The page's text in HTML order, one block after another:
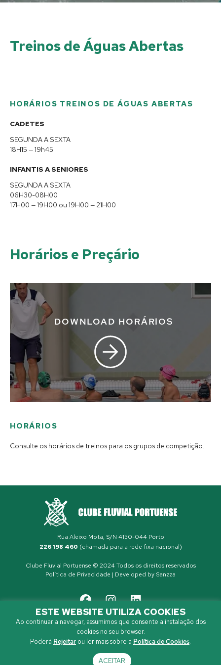
Treinos de Águas Abertas
HORÁRIOS TREINOS DE ÁGUAS ABERTAS
CADETES
SEGUNDA A SEXTA
18H15 — 19h45
INFANTIS A SENIORES
SEGUNDA A SEXTA
06H30-08H00
17H00 — 19H00 ou 19H00 — 21H00
Horários e Preçário
DOWNLOAD HORÁRIOS
HORÁRIOS
Consulte os horários de treinos para os grupos de competição.
Rua Aleixo Mota, S/N 4150-044 Porto
226 198 460 (chamada para a rede fixa nacional)
Clube Fluvial Portuense © 2024 Todos os direitos reservados
Política de Privacidade | Developed by Sanzza
ESTE WEBSITE UTILIZA COOKIES
Ao continuar a navegar, assumimos que consente a instalação dos
cookies no seu browser.
Poderá Rejeitar ou ler mais sobre a Política de Cookies.
ACEITAR